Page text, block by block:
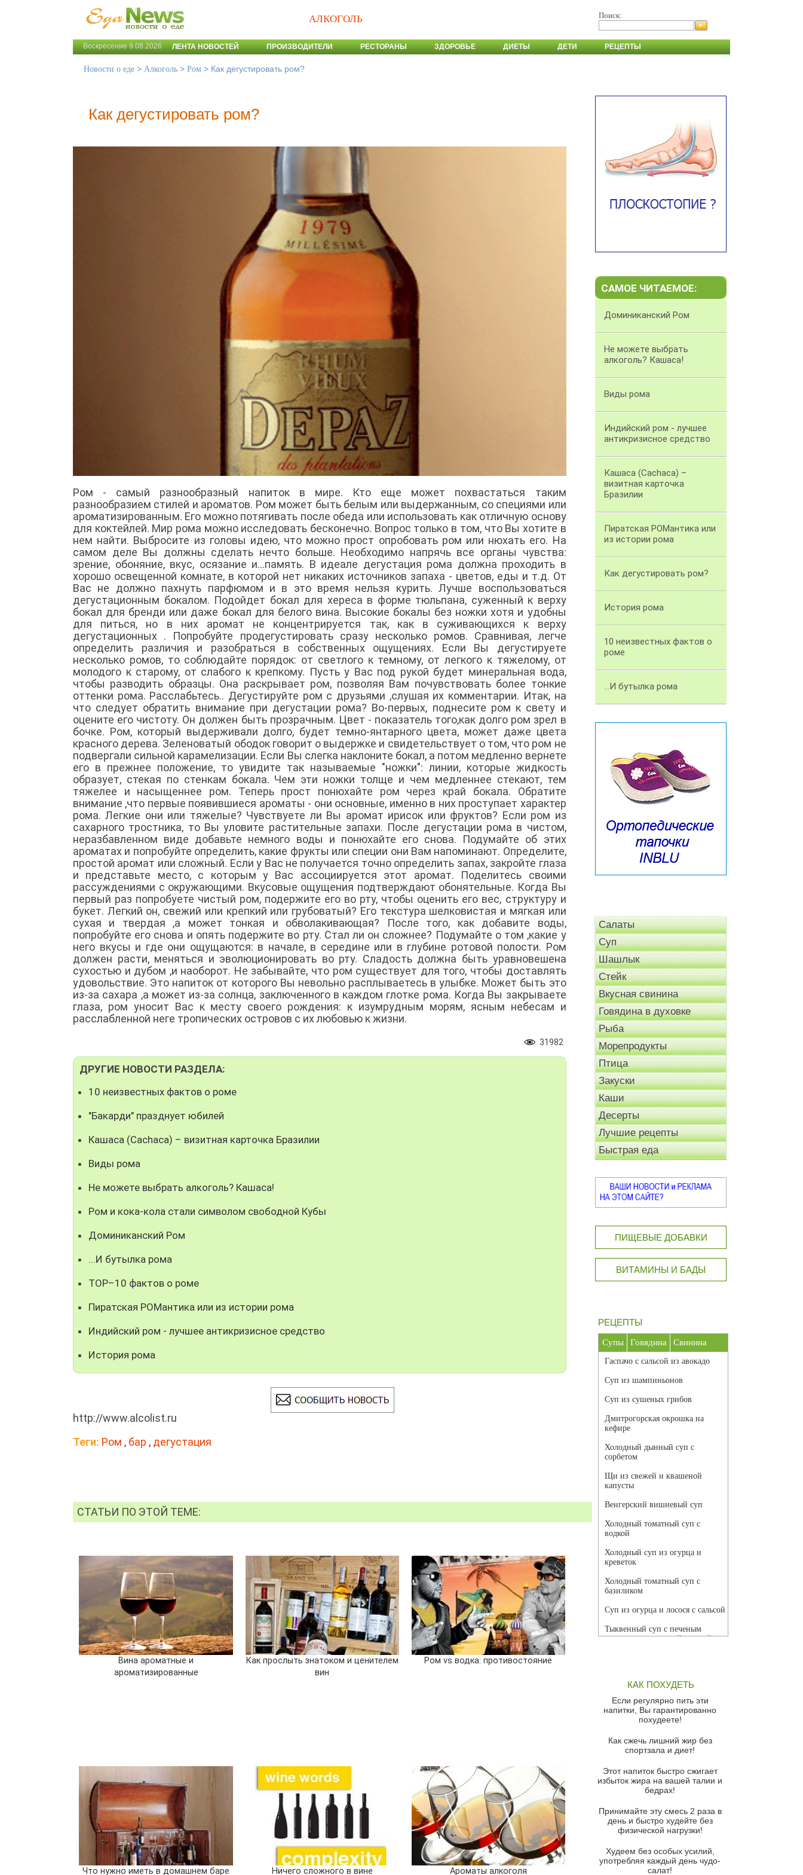
АЛКОГОЛЬ Поиск:
Воскресение 9.08.2026 ЛЕНТА НОВОСТЕЙ ПРОИЗВОДИТЕЛИ РЕСТОРАНЫ ЗДОРОВЬЕ ДИЕТЫ ДЕТИ РЕЦЕПТЫ
Новости о еде > Алкоголь > Ром > Как дегустировать ром?
Как дегустировать ром?
Ром - самый разнообразный напиток в мире. Кто еще может похвастаться таким
разнообразием стилей и ароматов. Ром может быть белым или выдержанным, со специями или
ароматизированным. Его можно потягивать после обеда или использовать как отличную основу
для коктейлей. Мир рома можно исследовать бесконечно. Вопрос только в том, что Вы хотите в
нем найти. Выбросите из головы идею, что можно прост опробовать ром или нюхать его. На
самом деле Вы должны сделать нечто больше. Необходимо напрячь все органы чувства:
зрение, обоняние, вкус, осязание и…память. В идеале дегустация рома должна проходить в
хорошо освещенной комнате, в которой нет никаких источников запаха - цветов, еды и т.д. От
Вас не должно пахнуть парфюмом и в это время нельзя курить. Лучше воспользоваться
дегустационным бокалом. Подойдет бокал для хереса в форме тюльпана, суженный к верху
бокал для бренди или даже бокал для белого вина. Высокие бокалы без ножки хотя и удобны
для питься, но в них аромат не концентрируется так, как в суживающихся к верху
дегустационных . Попробуйте продегустировать сразу несколько ромов. Сравнивая, легче
определить различия и разобраться в собственных ощущениях. Если Вы дегустируете
несколько ромов, то соблюдайте порядок: от светлого к темному, от легкого к тяжелому, от
молодого к старому, от слабого к крепкому. Пусть у Вас под рукой будет минеральная вода,
чтобы разводить образцы. Она раскрывает ром, позволяя Вам почувствовать более тонкие
оттенки рома. Расслабьтесь.. Дегустируйте ром с друзьями ,слушая их комментарии. Итак, на
что следует обратить внимание при дегустации рома? Во-первых, поднесите ром к свету и
оцените его чистоту. Он должен быть прозрачным. Цвет - показатель того,как долго ром зрел в
бочке. Ром, который выдерживали долго, будет темно-янтарного цвета, может даже цвета
красного дерева. Зеленоватый ободок говорит о выдержке и свидетельствует о том, что ром не
подвергали сильной карамелизации. Если Вы слегка наклоните бокал, а потом медленно вернете
его в прежнее положение, то увидите так называемые "ножки": линии, которые жидкость
образует, стекая по стенкам бокала. Чем эти ножки толще и чем медленнее стекают, тем
тяжелее и насыщеннее ром. Теперь прост понюхайте ром через край бокала. Обратите
внимание ,что первые появившиеся ароматы - они основные, именно в них проступает характер
рома. Легкие они или тяжелые? Чувствуете ли Вы аромат ирисок или фруктов? Если ром из
сахарного тростника, то Вы уловите растительные запахи. После дегустации рома в чистом,
неразбавленном виде добавьте немного воды и понюхайте его снова. Подумайте об этих
ароматах и попробуйте определить, какие фрукты или специи они Вам напоминают. Определите,
простой аромат или сложный. Если у Вас не получается точно определить запах, закройте глаза
и представьте место, с которым у Вас ассоциируется этот аромат. Поделитесь своими
рассуждениями с окружающими. Вкусовые ощущения подтверждают обонятельные. Когда Вы
первый раз попробуете чистый ром, подержите его во рту, чтобы оценить его вес, структуру и
букет. Легкий он, свежий или крепкий или грубоватый? Его текстура шелковистая и мягкая или
сухая и твердая ,а может тонкая и обволакивающая? После того, как добавите воды,
попробуйте его снова и опять подержите во рту. Стал ли он сложнее? Подумайте о том ,какие у
него вкусы и где они ощущаются: в начале, в середине или в глубине ротовой полости. Ром
должен расти, меняться и эволюционировать во рту. Сладость должна быть уравновешена
сухостью и дубом ,и наоборот. Не забывайте, что ром существует для того, чтобы доставлять
удовольствие. Это напиток от которого Вы невольно расплываетесь в улыбке. Может быть это
из-за сахара ,а может из-за солнца, заключенного в каждом глотке рома. Когда Вы закрываете
глаза, ром уносит Вас к месту своего рождения: к изумрудным морям, ясным небесам и
расслабленной неге тропических островов с их любовью к жизни.
31982
ДРУГИЕ НОВОСТИ РАЗДЕЛА:
10 неизвестных фактов о роме
"Бакарди" празднует юбилей
Кашаса (Cachaca) – визитная карточка Бразилии
Виды рома
Не можете выбрать алкоголь? Кашаса!
Ром и кока-кола стали символом свободной Кубы
Доминиканский Ром
...И бутылка рома
ТОР–10 фактов о роме
Пиратская РОМантика или из истории рома
Индийский ром - лучшее антикризисное средство
История рома
http://www.alcolist.ru
Теги: Ром , бар , дегустация
СТАТЬИ ПО ЭТОЙ ТЕМЕ:
Вина ароматные и
ароматизированные
Как прослыть знатоком и ценителем
вин
Ром vs водка: противостояние
Что нужно иметь в домашнем баре Ничего сложного в вине Ароматы алкоголя
САМОЕ ЧИТАЕМОЕ:
Доминиканский Ром
Не можете выбрать
алкоголь? Кашаса!
Виды рома
Индийский ром - лучшее
антикризисное средство
Кашаса (Cachaca) –
визитная карточка
Бразилии
Пиратская РОМантика или
из истории рома
Как дегустировать ром?
История рома
10 неизвестных фактов о
роме
...И бутылка рома
Салаты
Суп
Шашлык
Стейк
Вкусная свинина
Говядина в духовке
Рыба
Морепродукты
Птица
Закуски
Каши
Десерты
Лучшие рецепты
Быстрая еда
ПИЩЕВЫЕ ДОБАВКИ
ВИТАМИНЫ И БАДЫ
РЕЦЕПТЫ
Супы Говядина Свинина
Гаспачо с сальсой из авокадо
Суп из шампиньонов
Суп из сушеных грибов
Дмитрогорская окрошка на
кефире
Холодный дынный суп с
сорбетом
Щи из свежей и квашеной
капусты
Венгерский вишневый суп
Холодный томатный суп с
водкой
Холодный суп из огурца и
креветок
Холодный томатный суп с
базиликом
Суп из огурца и лосося с сальсой
Тыквенный суп с печеным
чесноком и томатной сальсой
красного перца
Парижский луковый суп
Суп из спаржи и горошка с
Суп-крем из цветной капусты
Французский луковый суп
Суп из баклажанов с моцареллой
Грибной крем-суп с кростини с
козьим сыром
Суп мисо с зеленым луком и
тофу
КАК ПОХУДЕТЬ
Если регулярно пить эти
напитки, Вы гарантированно
похудеете!
Как сжечь лишний жир без
спортзала и диет!
Этот напиток быстро сжигает
избыток жира на вашей талии и
бедрах!
Принимайте эту смесь 2 раза в
день и быстро худейте без
физической нагрузки!
Худеем без особых усилий,
употребляя каждый день чудо-
салат!